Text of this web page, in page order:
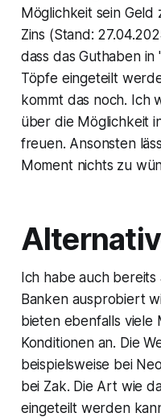
Möglichkeit sein Geld
Zins (Stand:
dass das Guthaben
Töpfe eingeteilt
kommt das noch. Ich
über die Möglichkeit
freuen. Ansonsten
Moment nichts zu
Ich habe auch
Banken ausprobiert
bieten ebenfalls viele
Konditionen an. Die
beispielsweise bei
bei Zak. Die Art wie
eingeteilt werden